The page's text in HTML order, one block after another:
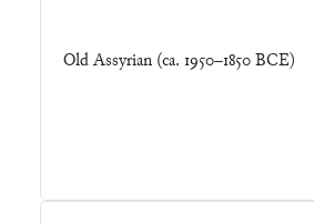
Old Assyrian (ca. 1950–1850 BCE)